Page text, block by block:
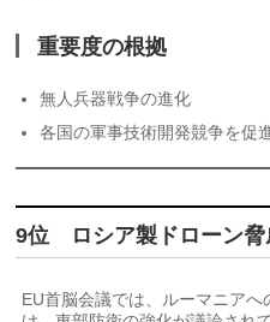
重要度の根拠
無人兵器戦争の進化
各国の軍事技術開発競争を促
9位 ロシア製ドローン脅
EU首脳会議では、ルーマニア